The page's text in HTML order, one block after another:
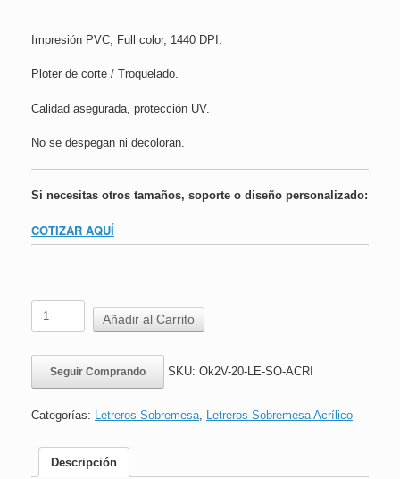
Impresión PVC, Full color, 1440 DPI.
Ploter de corte / Troquelado.
Calidad asegurada, protección UV.
No se despegan ni decoloran.
Si necesitas otros tamaños, soporte o diseño personalizado:
COTIZAR AQUÍ
Letrero
Sobremesa
|
Obligatorio
Lavarse
las
Manos
16x24
cm
Añadir al Carrito
Seguir Comprando SKU: Ok2V-20-LE-SO-ACRI
Categorías: Letreros Sobremesa, Letreros Sobremesa Acrílico
Descripción